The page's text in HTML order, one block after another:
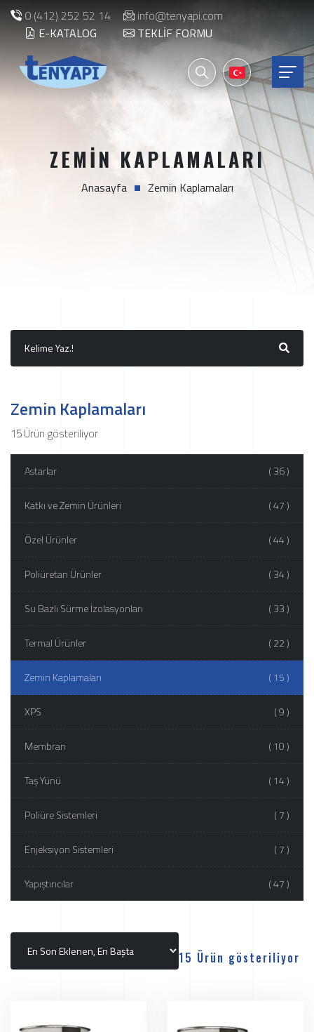
0 (412) 252 52 14
info@tenyapi.com
E-KATALOG
TEKLIF FORMU
ZEMIN KAPLAMALARI
Anasayfa Zemin Kaplamaları
Zemin Kaplamaları
15 Ürün gösteriliyor
Astarlar ( 36 )
Katkı ve Zemin Ürünleri ( 47 )
Özel Ürünler ( 44 )
Poliüretan Ürünler ( 34 )
Su Bazlı Sürme İzolasyonları ( 33 )
Termal Ürünler ( 22 )
Zemin Kaplamaları ( 15 )
XPS ( 9 )
Membran ( 10 )
Taş Yünü ( 14 )
Poliüre Sistemleri ( 7 )
Enjeksiyon Sistemleri ( 7 )
Yapıştırıcılar ( 47 )
15 Ürün gösteriliyor